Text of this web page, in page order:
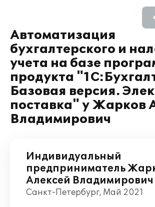
Автоматизация
бухгалтерского и
учета на базе
продукта
Базовая версия.
поставка" у Жарков
Владимирович
Индивидуальный
предприниматель
Алексей Владимирович
Санкт-Петербург, Май 2021